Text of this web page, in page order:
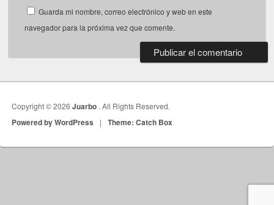
Guarda mi nombre, correo electrónico y web en este
navegador para la próxima vez que comente.
Copyright © 2026Juarbo . All Rights Reserved.
Powered by WordPress | Theme: Catch Box